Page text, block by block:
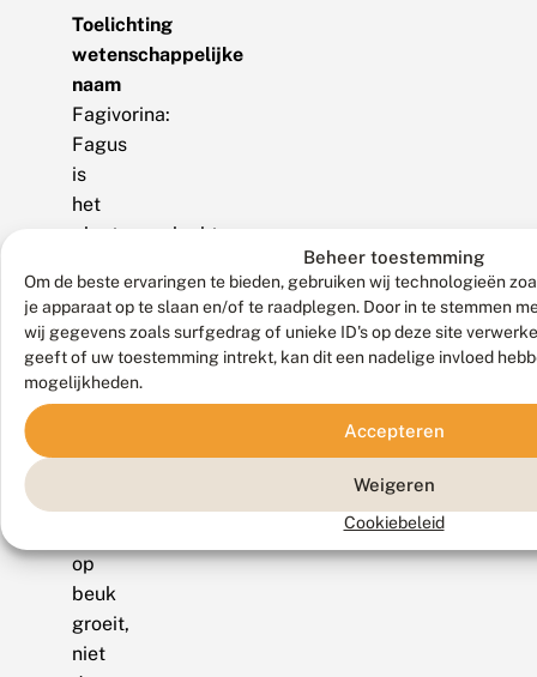
Beheer toestemming
Om de beste ervaringen te bieden, gebruiken wij technologieën
je apparaat op te slaan en/of te raadplegen. Door in te stemmen
wij gegevens zoals surfgedrag of unieke ID's op deze site
geeft of uw toestemming intrekt, kan dit een nadelige invloed
mogelijkheden.
Accepteren
Weigeren
Cookiebeleid
Toelichting
wetenschappelijke
naam
Fagivorina:
Fagus
is
het
plantengeslacht
en
voro
is
verslinden,
op
beuk
groeit,
niet